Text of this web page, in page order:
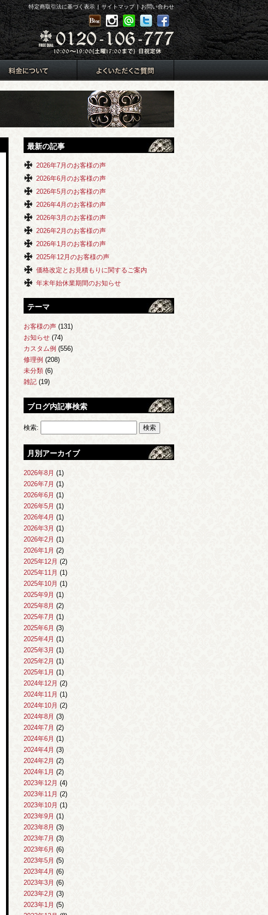
お問い合わせ
|
サイトマップ
|
特定商取引法に基づく表示
最新の記事
2026年7月のお客様の声
2026年6月のお客様の声
2026年5月のお客様の声
2026年4月のお客様の声
2026年3月のお客様の声
2026年2月のお客様の声
2026年1月のお客様の声
2025年12月のお客様の声
価格改定とお見積もりに関するご案内
年末年始休業期間のお知らせ
テーマ
お客様の声 (131)
お知らせ (74)
カスタム例 (556)
修理例 (208)
未分類 (6)
雑記 (19)
ブログ内記事検索
検索:
月別アーカイブ
2026年8月 (1)
2026年7月 (1)
2026年6月 (1)
2026年5月 (1)
2026年4月 (1)
2026年3月 (1)
2026年2月 (1)
2026年1月 (2)
2025年12月 (2)
2025年11月 (1)
2025年10月 (1)
2025年9月 (1)
2025年8月 (2)
2025年7月 (1)
2025年6月 (3)
2025年4月 (1)
2025年3月 (1)
2025年2月 (1)
2025年1月 (1)
2024年12月 (2)
2024年11月 (1)
2024年10月 (2)
2024年8月 (3)
2024年7月 (2)
2024年6月 (1)
2024年4月 (3)
2024年2月 (2)
2024年1月 (2)
2023年12月 (4)
2023年11月 (2)
2023年10月 (1)
2023年9月 (1)
2023年8月 (3)
2023年7月 (3)
2023年6月 (6)
2023年5月 (5)
2023年4月 (6)
2023年3月 (6)
2023年2月 (3)
2023年1月 (5)